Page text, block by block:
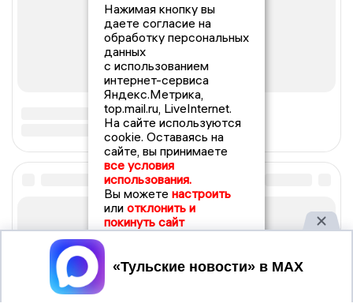
Нажимая кнопку вы
даете согласие на
обработку персональных
данных
с использованием
интернет-сервиса
Яндекс.Метрика,
top.mail.ru, LiveInternet.
На сайте используются
cookie. Оставаясь на
сайте, вы принимаете
все условия
использования.
Вы можете настроить
или отклонить и
покинуть сайт
Принять